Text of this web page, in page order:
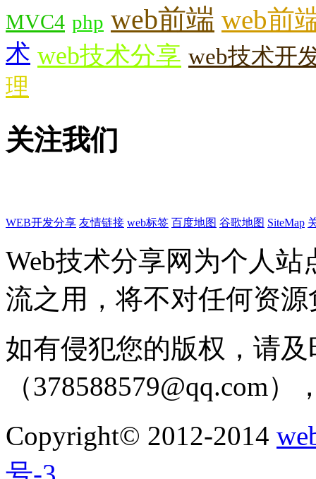
MVC4 php web前端 web前
术 web技术分享 web技术开
理
关注我们
WEB开发分享 友情链接 web标签 百度地图 谷歌地图 SiteMap
Web技术分享网为个人
流之用，将不对任何资
如有侵犯您的版权，请
（378588579@qq.com
Copyright© 2012-2014